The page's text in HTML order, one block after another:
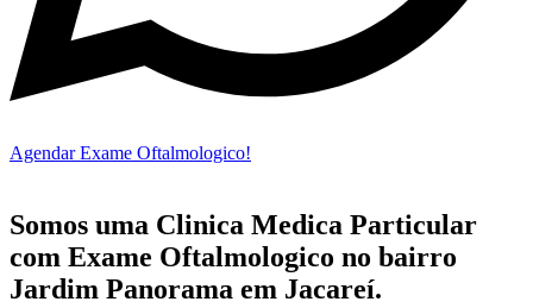
Agendar Exame Oftalmologico!
Somos uma Clinica Medica Particular
com Exame Oftalmologico no bairro
Jardim Panorama em Jacareí.